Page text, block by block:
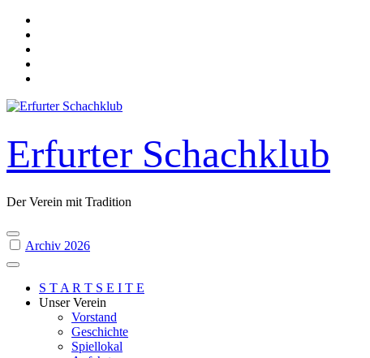
Skip
content
Erfurter Schachklub
Der Verein mit Tradition
Archiv 2026
S T A R T S E I T E
Unser Verein
Vorstand
Geschichte
Spiellokal